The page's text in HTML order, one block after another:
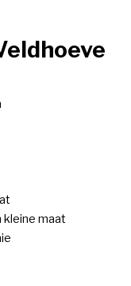
kleine maat